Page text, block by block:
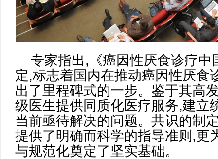
专家指出,《癌因性厌食诊疗中
定,标志着国内在推动癌因性厌食
出了里程碑式的一步。鉴于其高
级医生提供同质化医疗服务,建立
当前亟待解决的问题。共识的制
提供了明确而科学的指导准则,更
与规范化奠定了坚实基础。